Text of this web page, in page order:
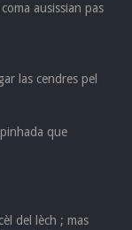
ausissian pas
las cendres pel
que
del lèch ; mas